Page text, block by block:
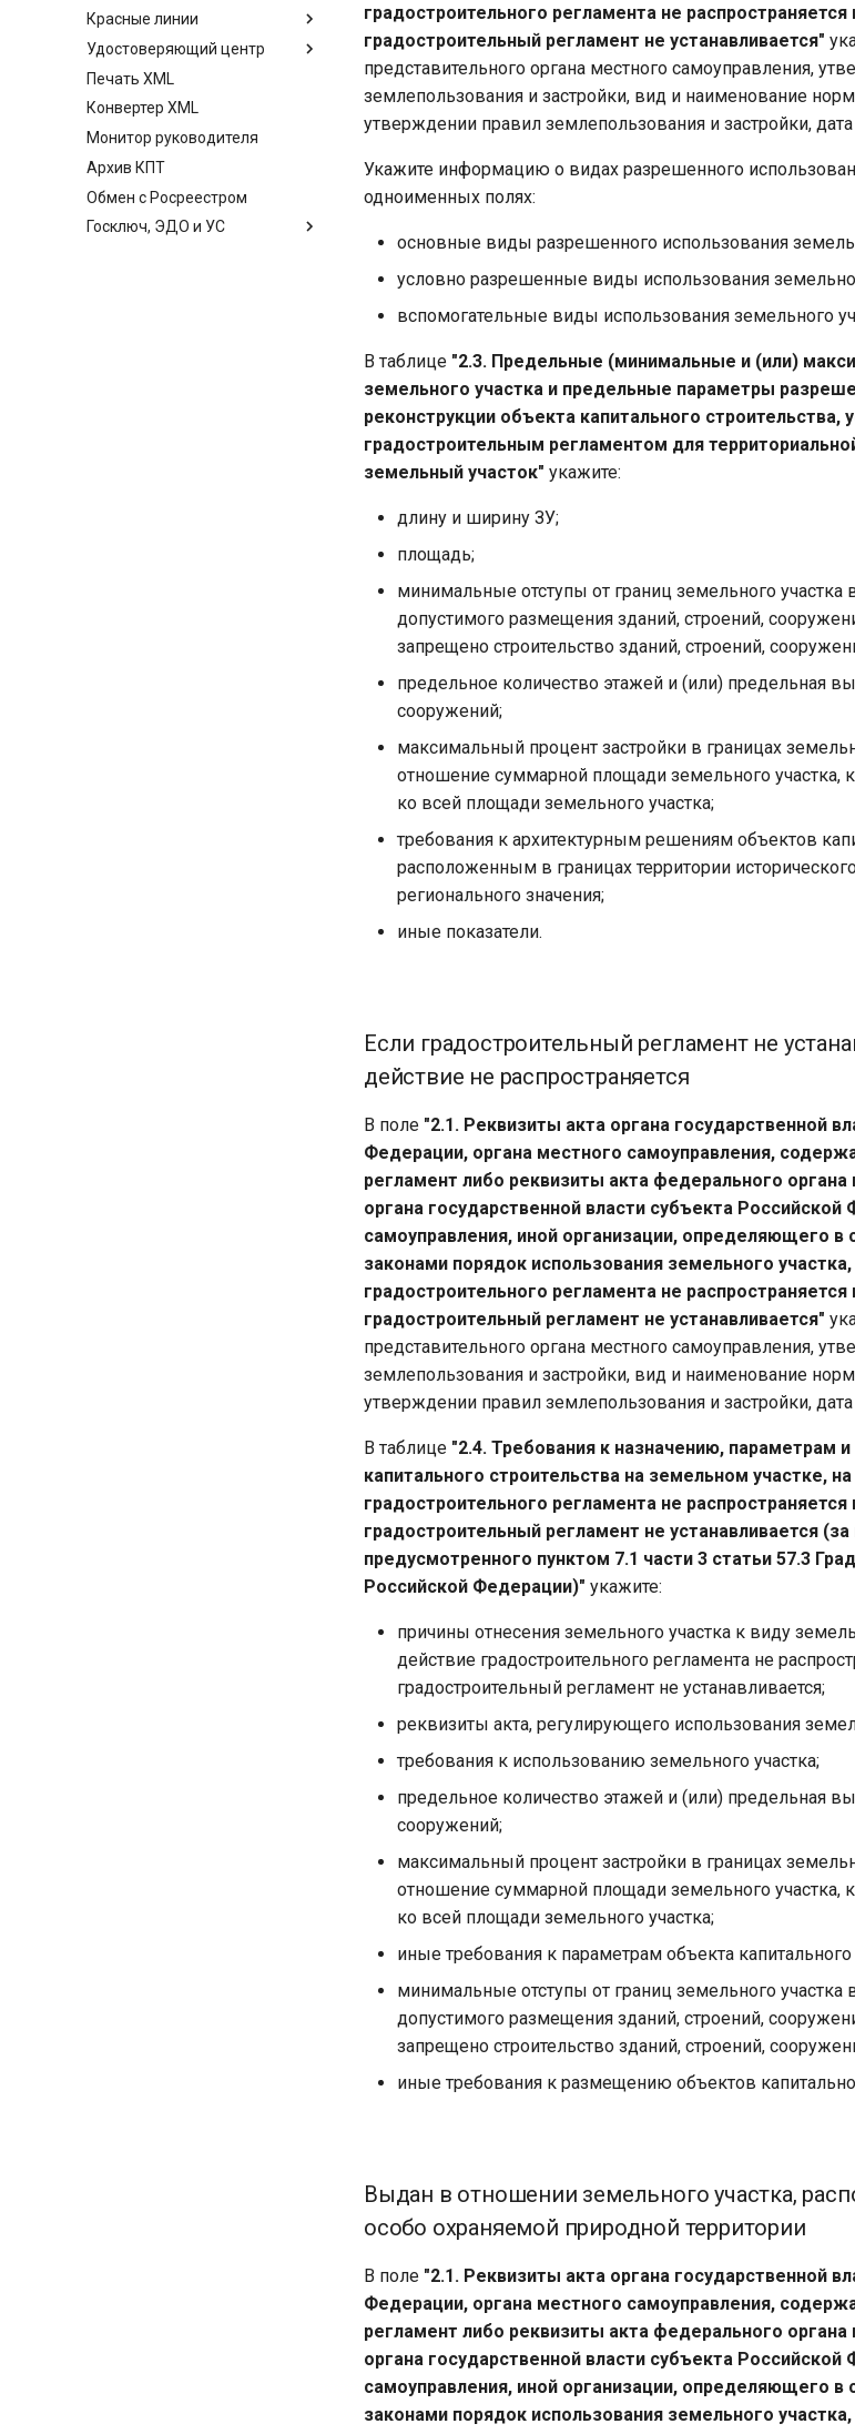
Красные линии
Удостоверяющий центр
Печать XML
Конвертер XML
Монитор руководителя
Архив КПТ
Обмен с Росреестром
Госключ, ЭДО и УС
градостроительного регламента не распространяется
градостроительный регламент не устанавливается"
представительного органа местного самоуправления,
землепользования и застройки, вид и наименование
утверждении правил землепользования и застройки,
Укажите информацию о видах разрешенного
одноименных полях:
основные виды разрешенного использования
условно разрешенные виды использования
вспомогательные виды использования земельного
В таблице "2.3. Предельные (минимальные и (или)
земельного участка и предельные параметры
реконструкции объекта капитального строительства,
градостроительным регламентом для
земельный участок" укажите:
длину и ширину ЗУ;
площадь;
минимальные отступы от границ земельного участка
допустимого размещения зданий, строений,
запрещено строительство зданий, строений,
предельное количество этажей и (или) предельная
сооружений;
максимальный процент застройки в границах
отношение суммарной площади земельного участка,
ко всей площади земельного участка;
требования к архитектурным решениям объектов
расположенным в границах территории
регионального значения;
иные показатели.
Если градостроительный регламент не
действие не распространяется
В поле "2.1. Реквизиты акта органа государственной
Федерации, органа местного самоуправления,
регламент либо реквизиты акта федерального органа
органа государственной власти субъекта
самоуправления, иной организации, определяющего
законами порядок использования земельного
градостроительного регламента не распространяется
градостроительный регламент не устанавливается"
представительного органа местного самоуправления,
землепользования и застройки, вид и наименование
утверждении правил землепользования и застройки,
В таблице "2.4. Требования к назначению, параметрам
капитального строительства на земельном участке,
градостроительного регламента не распространяется
градостроительный регламент не устанавливается
предусмотренного пунктом 7.1 части 3 статьи 57.3
Российской Федерации)" укажите:
причины отнесения земельного участка к виду
действие градостроительного регламента не
градостроительный регламент не устанавливается;
реквизиты акта, регулирующего использования
требования к использованию земельного участка;
предельное количество этажей и (или) предельная
сооружений;
максимальный процент застройки в границах
отношение суммарной площади земельного участка,
ко всей площади земельного участка;
иные требования к параметрам объекта капитального
минимальные отступы от границ земельного участка
допустимого размещения зданий, строений,
запрещено строительство зданий, строений,
иные требования к размещению объектов
Выдан в отношении земельного участка,
особо охраняемой природной территории
В поле "2.1. Реквизиты акта органа государственной
Федерации, органа местного самоуправления,
регламент либо реквизиты акта федерального органа
органа государственной власти субъекта
самоуправления, иной организации, определяющего
законами порядок использования земельного